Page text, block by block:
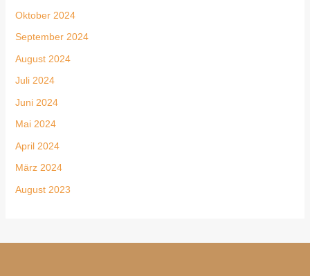
Oktober 2024
September 2024
August 2024
Juli 2024
Juni 2024
Mai 2024
April 2024
März 2024
August 2023